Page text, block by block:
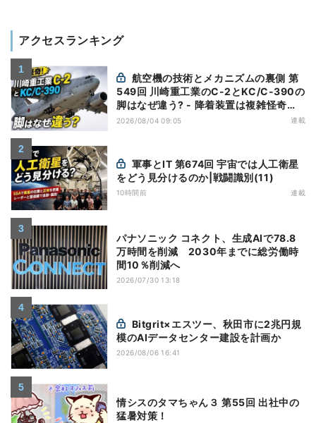
アクセスランキング
549回 川崎重工業のC-2とKC/C-390の
脚はなぜ違う? - 降着装置は複雑怪奇
(5)|軍用輸送機(10)
2026/08/04 09:05 連載
をどう見分けるのか|戦闘識別(11)
10時間前 連載
パナソニック コネクト、生成AIで78.8
万時間を削減 2030年までに総労働時
間10％削減へ
2026/07/30 13:18
模のAIデータセンター建設を計画か
2026/08/06 16:41
情シスのタマちゃん３ 第55回 出社中の
猛暑対策！